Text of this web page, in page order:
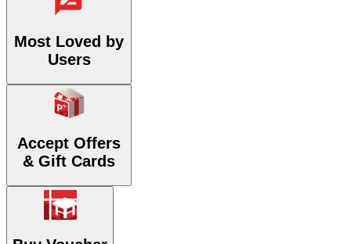
Most Loved by
Users
Accept Offers
& Gift Cards